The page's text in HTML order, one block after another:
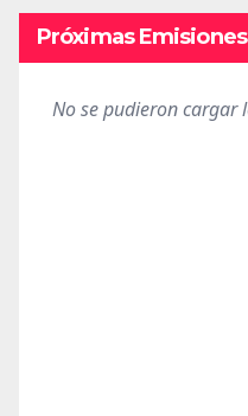
Próximas Emisiones